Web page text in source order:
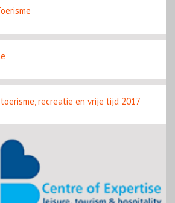
recreatie en vrije tijd 2017